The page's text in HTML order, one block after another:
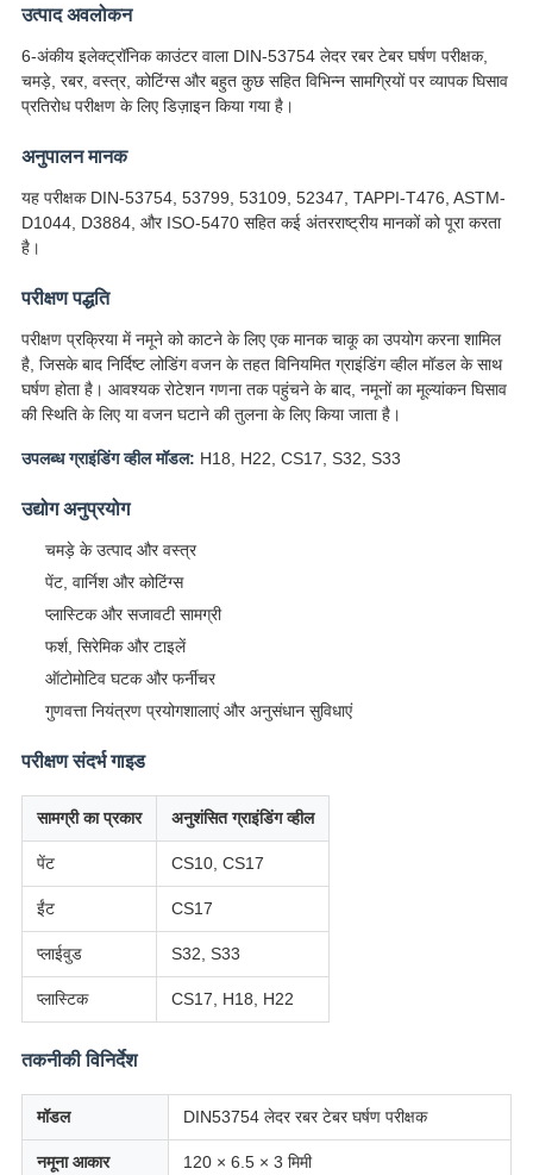
उत्पाद अवलोकन
6-अंकीय इलेक्ट्रॉनिक काउंटर वाला DIN-53754 लेदर रबर टेबर घर्षण परीक्षक,
चमड़े, रबर, वस्त्र, कोटिंग्स और बहुत कुछ सहित विभिन्न सामग्रियों पर व्यापक घिसाव
प्रतिरोध परीक्षण के लिए डिज़ाइन किया गया है।
अनुपालन मानक
यह परीक्षक DIN-53754, 53799, 53109, 52347, TAPPI-T476, ASTM-
D1044, D3884, और ISO-5470 सहित कई अंतरराष्ट्रीय मानकों को पूरा करता
है।
परीक्षण पद्धति
परीक्षण प्रक्रिया में नमूने को काटने के लिए एक मानक चाकू का उपयोग करना शामिल
है, जिसके बाद निर्दिष्ट लोडिंग वजन के तहत विनियमित ग्राइंडिंग व्हील मॉडल के साथ
घर्षण होता है। आवश्यक रोटेशन गणना तक पहुंचने के बाद, नमूनों का मूल्यांकन घिसाव
की स्थिति के लिए या वजन घटाने की तुलना के लिए किया जाता है।
उपलब्ध ग्राइंडिंग व्हील मॉडल: H18, H22, CS17, S32, S33
उद्योग अनुप्रयोग
चमड़े के उत्पाद और वस्त्र
पेंट, वार्निश और कोटिंग्स
प्लास्टिक और सजावटी सामग्री
फर्श, सिरेमिक और टाइलें
ऑटोमोटिव घटक और फर्नीचर
गुणवत्ता नियंत्रण प्रयोगशालाएं और अनुसंधान सुविधाएं
परीक्षण संदर्भ गाइड
सामग्री का प्रकार अनुशंसित ग्राइंडिंग व्हील
पेंट CS10, CS17
ईंट CS17
प्लाईवुड S32, S33
प्लास्टिक CS17, H18, H22
तकनीकी विनिर्देश
मॉडल DIN53754 लेदर रबर टेबर घर्षण परीक्षक
नमूना आकार 120 × 6.5 × 3 मिमी